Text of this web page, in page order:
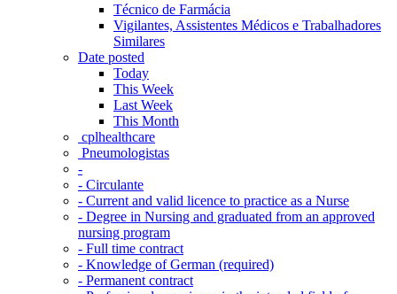
Técnico de Farmácia
Vigilantes, Assistentes Médicos e Trabalhadores
Similares
Date posted
Today
This Week
Last Week
This Month
‎ cplhealthcare‬
Pneumologistas
-
- Circulante
- Current and valid licence to practice as a Nurse
- Degree in Nursing and graduated from an approved
nursing program
- Full time contract
- Knowledge of German (required)
- Permanent contract